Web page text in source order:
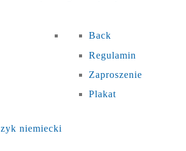
Back
Regulamin
Zaproszenie
Plakat
niemiecki